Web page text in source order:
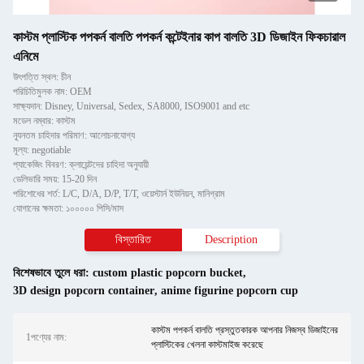
কাস্টম প্লাস্টিক পপকর্ন বালতি পপকর্ন কন্টেইনার কাপ বালতি 3D ডিজাইন ফিকচারাল
এনিমে
উৎপত্তি স্থল: চীন
পরিচিতিমুলক নাম: OEM
সাক্ষ্যদান: Disney, Universal, Sedex, SA8000, ISO9001 and etc
মডেল নম্বার: কাস্টম
ন্যূনতম চাহিদার পরিমাণ: আলোচনাযোগ্য
মূল্য: negotiable
প্যাকেজিং বিবরণ: ক্লায়েন্টদের চাহিদা অনুযায়ী
ডেলিভারি সময়: 15-20 দিন
পরিশোধের শর্ত: L/C, D/A, D/P, T/T, ওয়েস্টার্ন ইউনিয়ন, মানিগ্রাম
যোগানের ক্ষমতা: ১০০০০০ পিসি/মাস
বিস্তারিত Description
বিশেষভাবে তুলে ধরা: custom plastic popcorn bucket,
3D design popcorn container, anime figurine popcorn cup
1পণ্যের নাম:
কাস্টম পপকর্ন বালতি প্রস্তুতকারক আপনার নিজস্ব ডিজাইনের
প্লাস্টিকের খেলনা কাস্টমাইজ করেছে